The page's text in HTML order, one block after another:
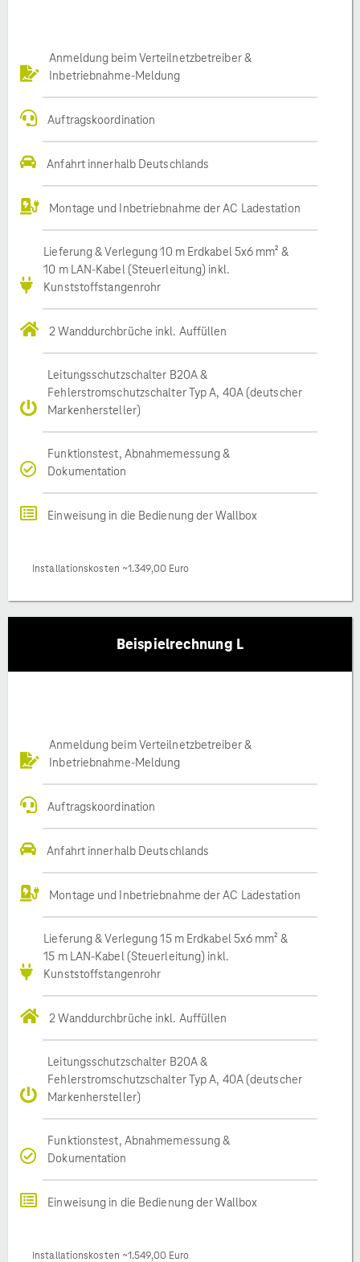
Anmeldung beim Verteilnetzbetreiber &
Inbetriebnahme-Meldung
Auftragskoordination
Anfahrt innerhalb Deutschlands
Montage und Inbetriebnahme der AC Ladestation
Lieferung & Verlegung 10 m Erdkabel 5x6 mm² &
10 m LAN-Kabel (Steuerleitung) inkl.
Kunststoffstangenrohr
2 Wanddurchbrüche inkl. Auffüllen
Leitungsschutzschalter B20A &
Fehlerstromschutzschalter Typ A, 40A (deutscher
Markenhersteller)
Funktionstest, Abnahmemessung &
Dokumentation
Einweisung in die Bedienung der Wallbox
Installationskosten ~1.349,00 Euro
Beispielrechnung L
Anmeldung beim Verteilnetzbetreiber &
Inbetriebnahme-Meldung
Auftragskoordination
Anfahrt innerhalb Deutschlands
Montage und Inbetriebnahme der AC Ladestation
Lieferung & Verlegung 15 m Erdkabel 5x6 mm² &
15 m LAN-Kabel (Steuerleitung) inkl.
Kunststoffstangenrohr
2 Wanddurchbrüche inkl. Auffüllen
Leitungsschutzschalter B20A &
Fehlerstromschutzschalter Typ A, 40A (deutscher
Markenhersteller)
Funktionstest, Abnahmemessung &
Dokumentation
Einweisung in die Bedienung der Wallbox
Installationskosten ~1.549,00 Euro